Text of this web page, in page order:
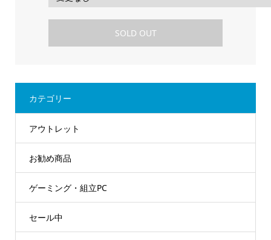
SOLD OUT
カテゴリー
アウトレット
お勧め商品
ゲーミング・組立PC
セール中